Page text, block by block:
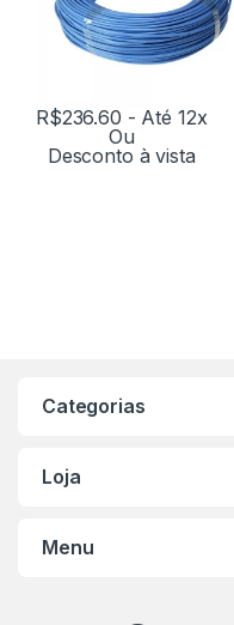
R$236.60 - Até 12x
Ou
Desconto à vista
Categorias
Loja
Menu